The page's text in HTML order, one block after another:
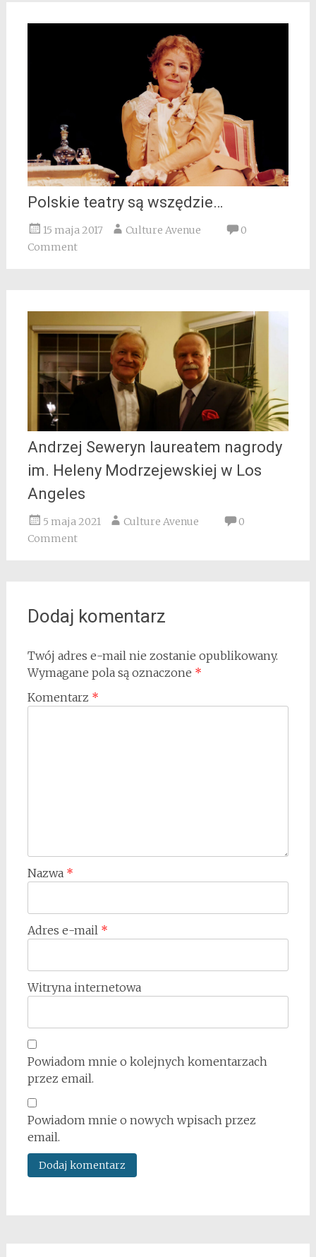
Polskie teatry są wszędzie…
15 maja 2017 Culture Avenue
0
Comment
Andrzej Seweryn laureatem nagrody
im. Heleny Modrzejewskiej w Los
Angeles
5 maja 2021 Culture Avenue
0
Comment
Dodaj komentarz
Twój adres e-mail nie zostanie opublikowany.
Wymagane pola są oznaczone *
Komentarz *
Nazwa *
Adres e-mail *
Witryna internetowa
Powiadom mnie o kolejnych komentarzach
przez email.
Powiadom mnie o nowych wpisach przez
email.